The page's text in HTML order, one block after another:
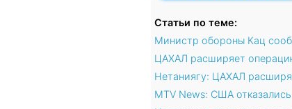
Статьи по теме:
Министр обороны Кац
ЦАХАЛ расширяет
Нетаниягу: ЦАХАЛ
MTV News: США